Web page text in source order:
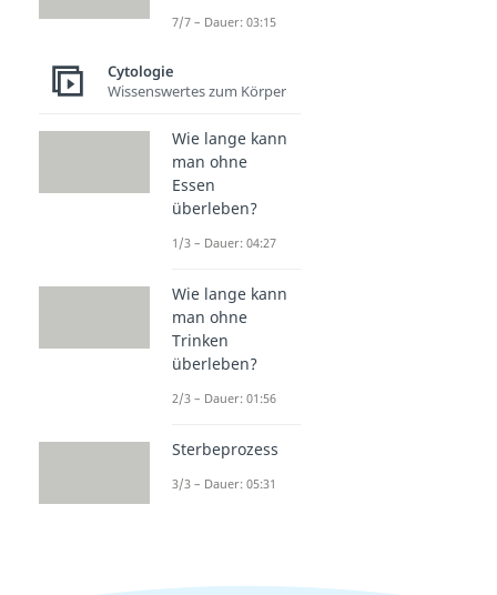
7/7 – Dauer: 03:15
Cytologie
Wissenswertes zum Körper
Wie lange kann
man ohne
Essen
überleben?
1/3 – Dauer: 04:27
Wie lange kann
man ohne
Trinken
überleben?
2/3 – Dauer: 01:56
Sterbeprozess
3/3 – Dauer: 05:31